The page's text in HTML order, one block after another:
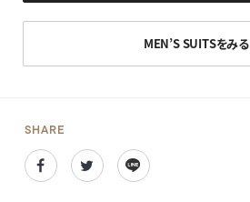
MEN’S SUITSをみる
SHARE
FacebookTwitter